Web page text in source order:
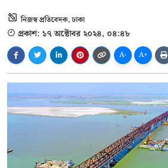
নিজস্ব প্রতিবেদক, ঢাকা
প্রকাশ: ১৭ অক্টোবর ২০২৪, ০৪:৪৮
A- A+